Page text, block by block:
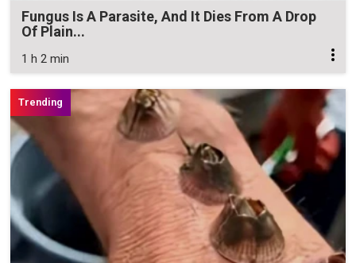
Fungus Is A Parasite, And It Dies From A Drop
Of Plain...
1 h 2 min